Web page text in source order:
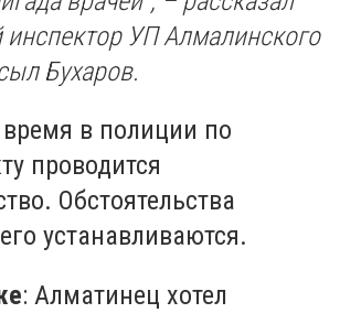
инспектор УП Алмалинского
Бухаров.
в полиции по
проводится
Обстоятельства
устанавливаются.
: Алматинец хотел